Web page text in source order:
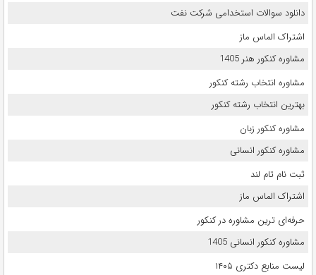
دانلود سوالات استخدامی شرکت نفت
اشتراک الماس ماز
مشاوره کنکور هنر 1405
مشاوره انتخاب رشته کنکور
بهترین انتخاب رشته کنکور
مشاوره کنکور زبان
مشاوره کنکور انسانی
ثبت نام تام لند
اشتراک الماس ماز
حرفه‌ای ترین مشاوره در کنکور
مشاوره کنکور انسانی 1405
لیست منابع دکتری ۱۴۰۵